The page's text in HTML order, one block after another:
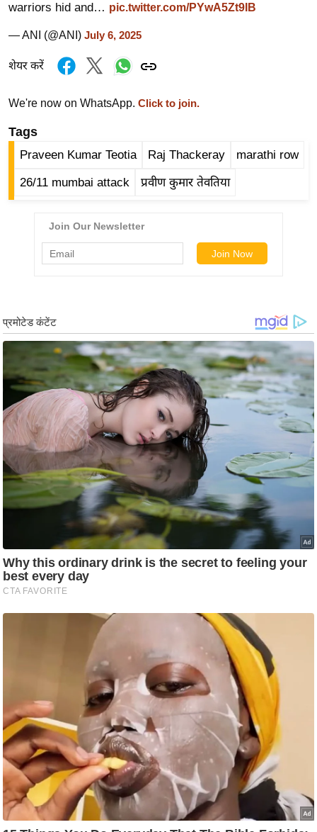
नो
न
ग
बॉ
ली
वु
ल्म
स
B
r
e
a
k
i
n
e
w
s
ला
ल
टे
क्नॉ
लॉ
जी
ब्यू
टी
warriors hid and… pic.twitter.com/PYwA5Zt9IB
— ANI (@ANI) July 6, 2025
शेयर करें
We're now on WhatsApp. Click to join.
Tags
Praveen Kumar Teotia Raj Thackeray marathi row
26/11 mumbai attack प्रवीण कुमार तेवतिया